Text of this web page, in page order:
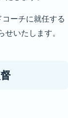
ーチに就任する
いたします。